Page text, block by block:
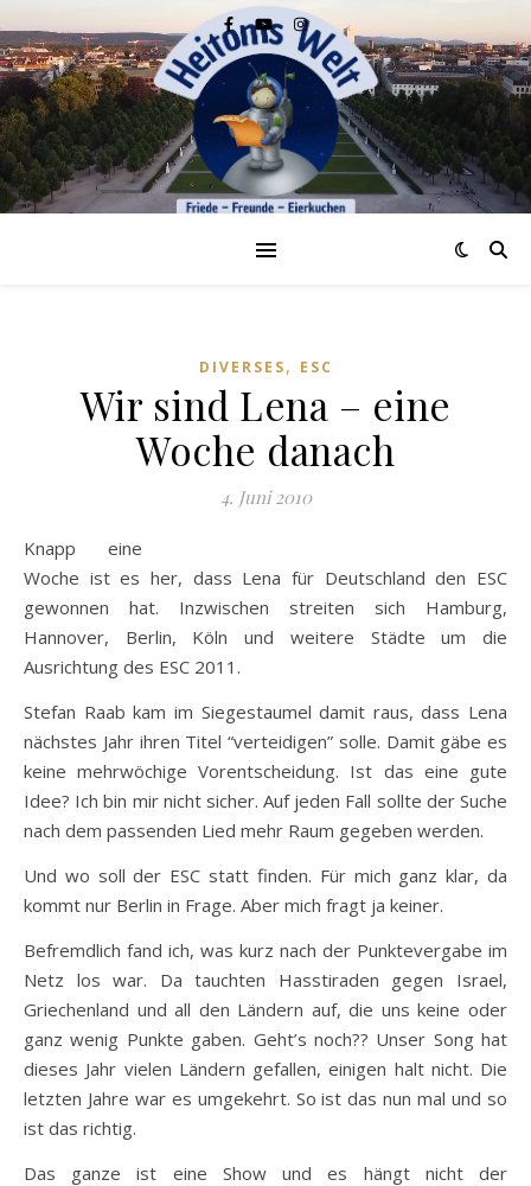
DIVERSES, ESC
Wir sind Lena – eine
Woche danach
4. Juni 2010
Knapp eine
Woche ist es her, dass Lena für Deutschland den ESC
gewonnen hat. Inzwischen streiten sich Hamburg,
Hannover, Berlin, Köln und weitere Städte um die
Ausrichtung des ESC 2011.
Stefan Raab kam im Siegestaumel damit raus, dass Lena
nächstes Jahr ihren Titel “verteidigen” solle. Damit gäbe es
keine mehrwöchige Vorentscheidung. Ist das eine gute
Idee? Ich bin mir nicht sicher. Auf jeden Fall sollte der Suche
nach dem passenden Lied mehr Raum gegeben werden.
Und wo soll der ESC statt finden. Für mich ganz klar, da
kommt nur Berlin in Frage. Aber mich fragt ja keiner.
Befremdlich fand ich, was kurz nach der Punktevergabe im
Netz los war. Da tauchten Hasstiraden gegen Israel,
Griechenland und all den Ländern auf, die uns keine oder
ganz wenig Punkte gaben. Geht’s noch?? Unser Song hat
dieses Jahr vielen Ländern gefallen, einigen halt nicht. Die
letzten Jahre war es umgekehrt. So ist das nun mal und so
ist das richtig.
Das ganze ist eine Show und es hängt nicht der